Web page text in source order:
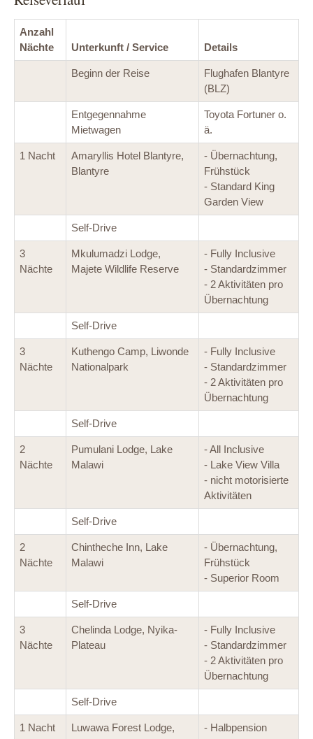
Anzahl
Nächte
Unterkunft / Service Details
Beginn der Reise
Flughafen Blantyre
(BLZ)
Entgegennahme
Mietwagen
Toyota Fortuner o.
ä.
1 Nacht
Amaryllis Hotel Blantyre,
Blantyre
- Übernachtung,
Frühstück
- Standard King
Garden View
Self-Drive
3
Nächte
Mkulumadzi Lodge,
Majete Wildlife Reserve
- Fully Inclusive
- Standardzimmer
- 2 Aktivitäten pro
Übernachtung
Self-Drive
3
Nächte
Kuthengo Camp, Liwonde
Nationalpark
- Fully Inclusive
- Standardzimmer
- 2 Aktivitäten pro
Übernachtung
Self-Drive
2
Nächte
Pumulani Lodge, Lake
Malawi
- All Inclusive
- Lake View Villa
- nicht motorisierte
Aktivitäten
Self-Drive
2
Nächte
Chintheche Inn, Lake
Malawi
- Übernachtung,
Frühstück
- Superior Room
Self-Drive
3
Nächte
Chelinda Lodge, Nyika-
Plateau
- Fully Inclusive
- Standardzimmer
- 2 Aktivitäten pro
Übernachtung
Self-Drive
1 Nacht
Luwawa Forest Lodge,
- Halbpension